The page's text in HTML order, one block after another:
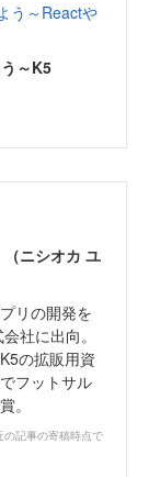
う～Reactや
～K5
ニシオカ ユ
リの開発を
社に出向。
の拡販用資
フットサル
。
記事の寄稿時点で